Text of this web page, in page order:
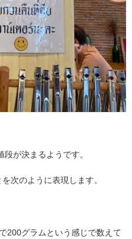
が決まるようです。
次のように表現します。
200グラムという感じで数えて